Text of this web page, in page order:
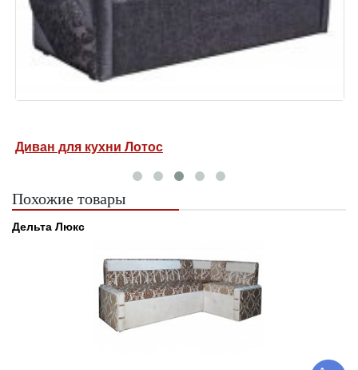
Диван для кухни Лотос
Похожие товары
Дельта Люкс